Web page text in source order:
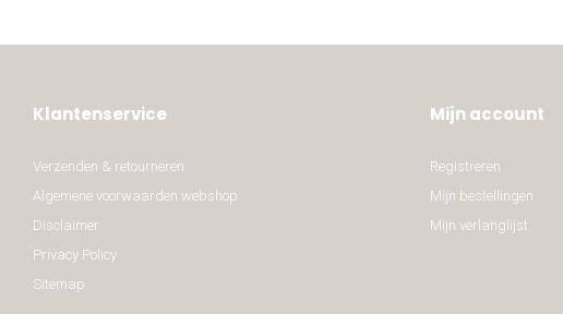
Klantenservice
Verzenden & retourneren
Algemene voorwaarden webshop
Disclaimer
Privacy Policy
Sitemap
Mijn account
Registreren
Mijn bestellingen
Mijn verlanglijst